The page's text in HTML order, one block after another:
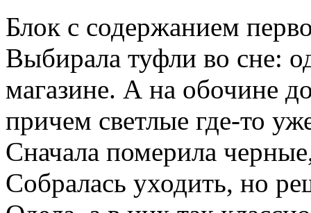
Блок с содержанием
Выбирала туфли во сне:
магазине. А на обочине
причем светлые где-то
Сначала померила
Собралась уходить, но